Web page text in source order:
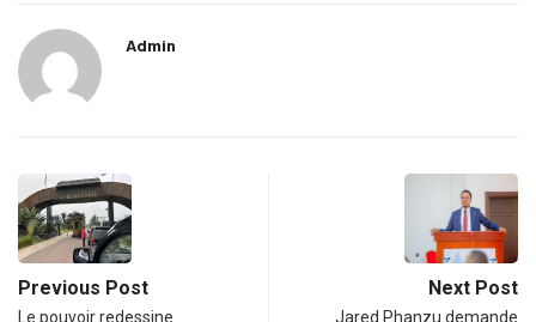
Admin
Previous Post
Le pouvoir redessine
Next Post
Jared Phanzu demande